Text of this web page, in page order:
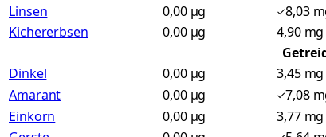
Linsen
0,00 µg 8,03
Kichererbsen
0,00 µg 4,90 mg
Dinkel
0,00 µg 3,45 mg
Amarant 0,00 µg 7,08
Einkorn 0,00 µg 3,77 mg